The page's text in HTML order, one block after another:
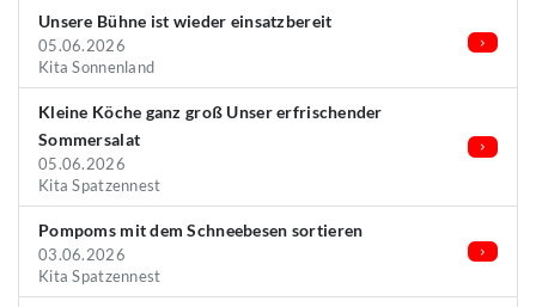
Unsere Bühne ist wieder einsatzbereit
05.06.2026
Kita Sonnenland
Kleine Köche ganz groß Unser erfrischender
Sommersalat
05.06.2026
Kita Spatzennest
Pompoms mit dem Schneebesen sortieren
03.06.2026
Kita Spatzennest